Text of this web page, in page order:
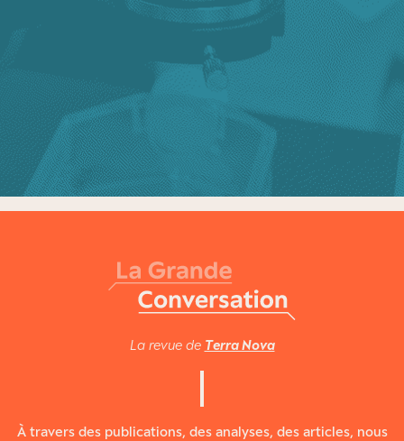
La revue de Terra Nova
À travers des publications, des analyses, des articles, nous